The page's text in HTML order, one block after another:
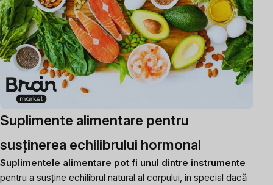
Suplimente alimentare pentru
susținerea echilibrului hormonal
Suplimentele alimentare pot fi unul dintre instrumente
pentru a susține echilibrul natural al corpului, în special dacă